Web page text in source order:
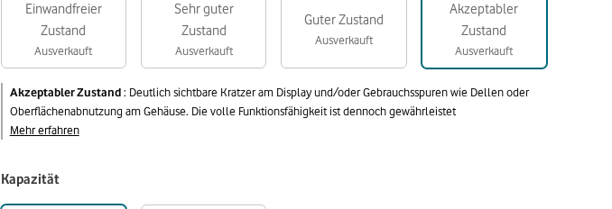
Einwandfreier
Zustand
Ausverkauft
Sehr guter
Zustand
Ausverkauft
Guter Zustand
Ausverkauft
Akzeptabler
Zustand
Ausverkauft
Akzeptabler Zustand: Deutlich sichtbare Kratzer am Display und/oder Gebrauchsspuren wie Dellen oder
Oberflächenabnutzung am Gehäuse. Die volle Funktionsfähigkeit ist dennoch gewährleistet
Mehr erfahren
Kapazität